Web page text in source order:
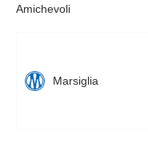
Amichevoli
Marsiglia